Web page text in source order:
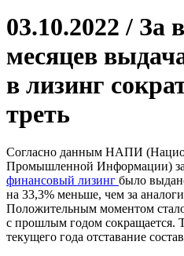
03.10.2022 / За
месяцев
в лизинг
треть
Согласно данным НАПИ
Промышленной Информации) за
финансовый лизинг было
на 33,3% меньше, чем за
Положительным моментом
с прошлым годом сокращается.
текущего года отставание